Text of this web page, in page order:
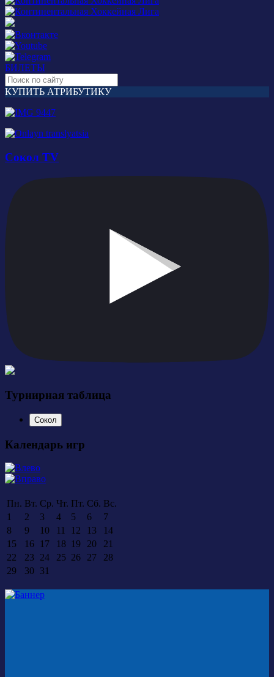
БИЛЕТЫ
КУПИТЬ АТРИБУТИКУ
Сокол TV
Турнирная таблица
Сокол
Календарь игр
Пн. Вт. Ср. Чт. Пт. Сб. Вс.
1
2 3 4 5 6
7
8
9 10 11 12 13
14
15
16 17 18 19 20
21
22
23 24 25 26 27
28
29
30 31